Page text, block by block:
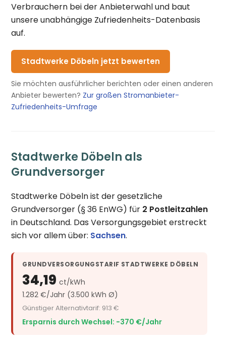
Verbrauchern bei der Anbieterwahl und baut
unsere unabhängige Zufriedenheits-Datenbasis
auf.
Stadtwerke Döbeln jetzt bewerten
Sie möchten ausführlicher berichten oder einen anderen
Anbieter bewerten? Zur großen Stromanbieter-
Zufriedenheits-Umfrage
Stadtwerke Döbeln als
Grundversorger
Stadtwerke Döbeln ist der gesetzliche
Grundversorger (§ 36 EnWG) für 2 Postleitzahlen
in Deutschland. Das Versorgungsgebiet erstreckt
sich vor allem über: Sachsen.
GRUNDVERSORGUNGSTARIF STADTWERKE DÖBELN
34,19ct/kWh
1.282 €/Jahr (3.500 kWh Ø)
Günstiger Alternativtarif: 913 €
Ersparnis durch Wechsel: −370 €/Jahr